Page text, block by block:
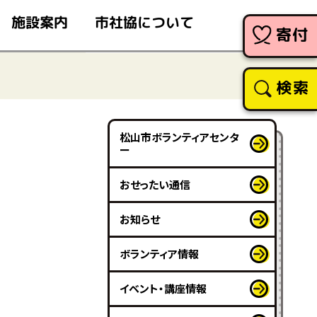
施設案内 市社協について
寄付
検索
松山市ボランティアセンタ
ー
おせったい通信
お知らせ
ボランティア情報
イベント・講座情報